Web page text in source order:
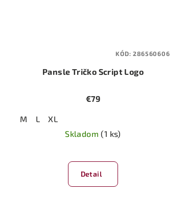
Pansle Tričko Script Logo
€79
M L
XL
Skladom(1 ks)
Detail
KÓD:286560606